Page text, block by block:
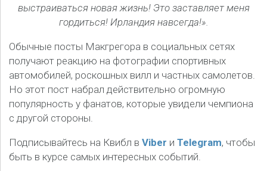
выстраиваться новая жизнь! Это заставляет меня
гордиться! Ирландия навсегда!».
Обычные посты Макгрегора в социальных сетях
получают реакцию на фотографии спортивных
автомобилей, роскошных вилл и частных самолетов.
Но этот пост набрал действительно огромную
популярность у фанатов, которые увидели чемпиона
с другой стороны.
Подписывайтесь на Квибл в Viber и Telegram, чтобы
быть в курсе самых интересных событий.